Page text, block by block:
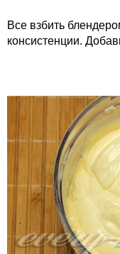
Все взбить
консистенции.